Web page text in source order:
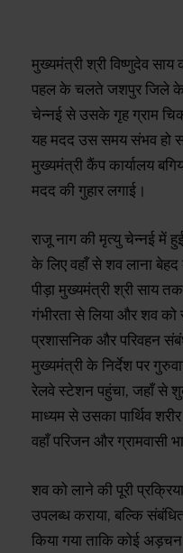
मुख्यमंत्री श्री विष्णुदेव
पहल के चलते जशपुर जिले के
चेन्नई से उसके गृह ग्राम
यह मदद उस समय संभव हो
मुख्यमंत्री कैंप कार्यालय
मदद की गुहार लगाई।
राजू नाग की मृत्यु चेन्नई में
के लिए वहाँ से शव लाना
पीड़ा मुख्यमंत्री श्री साय
गंभीरता से लिया और शव
प्रशासनिक और परिवहन
मुख्यमंत्री के निर्देश पर
रेलवे स्टेशन पहुंचा, जहाँ से
माध्यम से उसका पार्थिव
वहाँ परिजन और ग्रामवासी
शव को लाने की पूरी
उपलब्ध कराया, बल्कि
किया गया ताकि कोई